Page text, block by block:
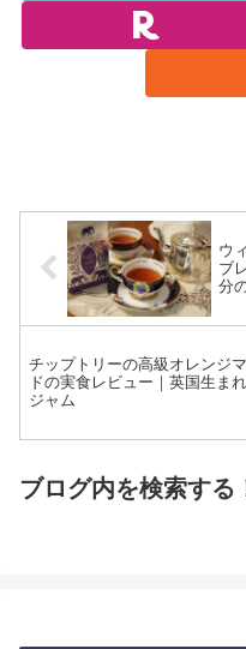
ウ
ブ
分
チップトリーの高級オレンジ
ドの実食レビュー｜英国生ま
ジャム
ブログ内を検索する